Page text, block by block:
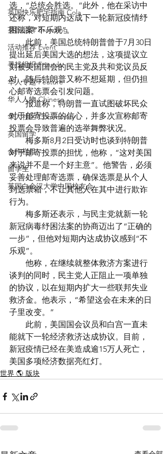
英国快乐肥宅指南 Cola
英国品牌 Branding
活动推荐 Event
寻找组织 Friends
华人专题 Feature
华人人物 Chinese
华人社区 Community
英国留学
合作栏目
留学生
英国白金汉大学中国校友会
选，“总统会胜选。”此外，他在采访中
还称，对短期内达成下一轮新冠疫情纾
困法案“不乐观”。
此前，美国总统特朗普曾于7月30日
提出延后美国大选的想法，这项提议立
刻被美国国会的民主党及共和党议员反
对，随后特朗普又称不想延期，但仍担
心邮寄选票会引发问题。
报道称，特朗普一直试图破坏民众
对于邮寄投票的信心，并多次宣称邮寄
投票会导致普遍的选举舞弊状况。
梅多斯8月2日受访时也谈到特朗普
对于邮寄投票的担忧，他称，“这对美国
来说并不是一个好主意”。他警告，必须
妥善处理邮寄选票，确保选票是从个人
到选票箱，不让其他人在其中进行欺诈
行为。
梅多斯还表示，与民主党就新一轮
新冠病毒纾困法案的协商迈出了“正确的
一步”，但他对短期内达成协议感到“不
乐观”。
他称，在继续就整体救济方案进行
谈判的同时，民主党人正阻止一项单独
的协议，以在短期内扩大一些联邦失业
救济金。他表示，“希望这会在未来的日
子里改变。”
此前，美国国会议员和白宫一直未
能就下一轮经济救济达成协议。目前，
新冠疫情已经在美造成逾15万人死亡，
美国多项经济数据亮红灯。
世界 🌎 版块